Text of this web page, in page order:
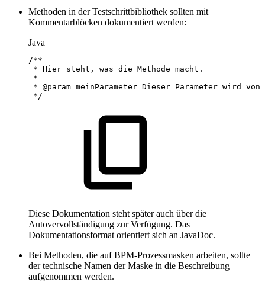
Methoden in der Testschrittbibliothek sollten mit
Kommentarblöcken dokumentiert werden:
Java
/**
* Hier steht, was die Methode macht.
*
* @param meinParameter Dieser Parameter wird
von
*/
Diese Dokumentation steht später auch über die
Autovervollständigung zur Verfügung. Das
Dokumentationsformat orientiert sich an JavaDoc.
Bei Methoden, die auf BPM-Prozessmasken arbeiten, sollte
der technische Namen der Maske in die Beschreibung
aufgenommen werden.